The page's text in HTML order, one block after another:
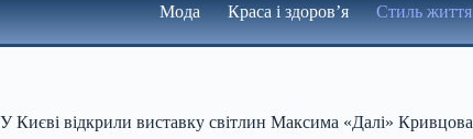
Мода Краса і здоров’я Стиль життя
У Києві відкрили виставку світлин Максима «Далі» Кривцова